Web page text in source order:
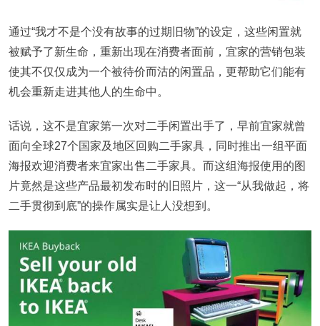
通过“我才不是个没有故事的过期旧物”的设定，这些闲置就
被赋予了新生命，重新出现在消费者面前，宜家的营销包装
使其不仅仅成为一个被待价而沽的闲置品，更帮助它们能有
机会重新走进其他人的生命中。
话说，这不是宜家第一次对二手闲置出手了，早前宜家就曾
面向全球27个国家及地区回购二手家具，同时推出一组平面
海报欢迎消费者来宜家出售二手家具。而这组海报使用的图
片竟然是这些产品最初发布时的旧照片，这一“从我做起，将
二手贯彻到底”的操作属实是让人没想到。